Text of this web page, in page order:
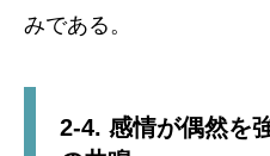
みである。
2-4. 感情が偶然を